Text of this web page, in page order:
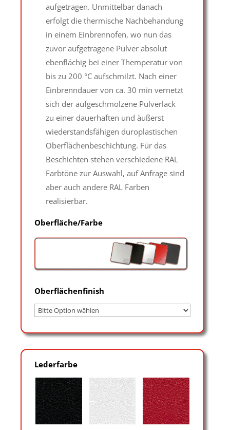
aufgetragen. Unmittelbar danach
erfolgt die thermische Nachbehandung
in einem Einbrennofen, wo nun das
zuvor aufgetragene Pulver absolut
ebenflächig bei einer Themperatur von
bis zu 200 °C aufschmilzt. Nach einer
Einbrenndauer von ca. 30 min vernetzt
sich der aufgeschmolzene Pulverlack
zu einer dauerhaften und äußerst
wiederstandsfähigen duroplastischen
Oberflächenbeschichtung. Für das
Beschichten stehen verschiedene RAL
Farbtöne zur Auswahl, auf Anfrage sind
aber auch andere RAL Farben
realisierbar.
Oberfläche/Farbe
Oberflächenfinish
Lederfarbe